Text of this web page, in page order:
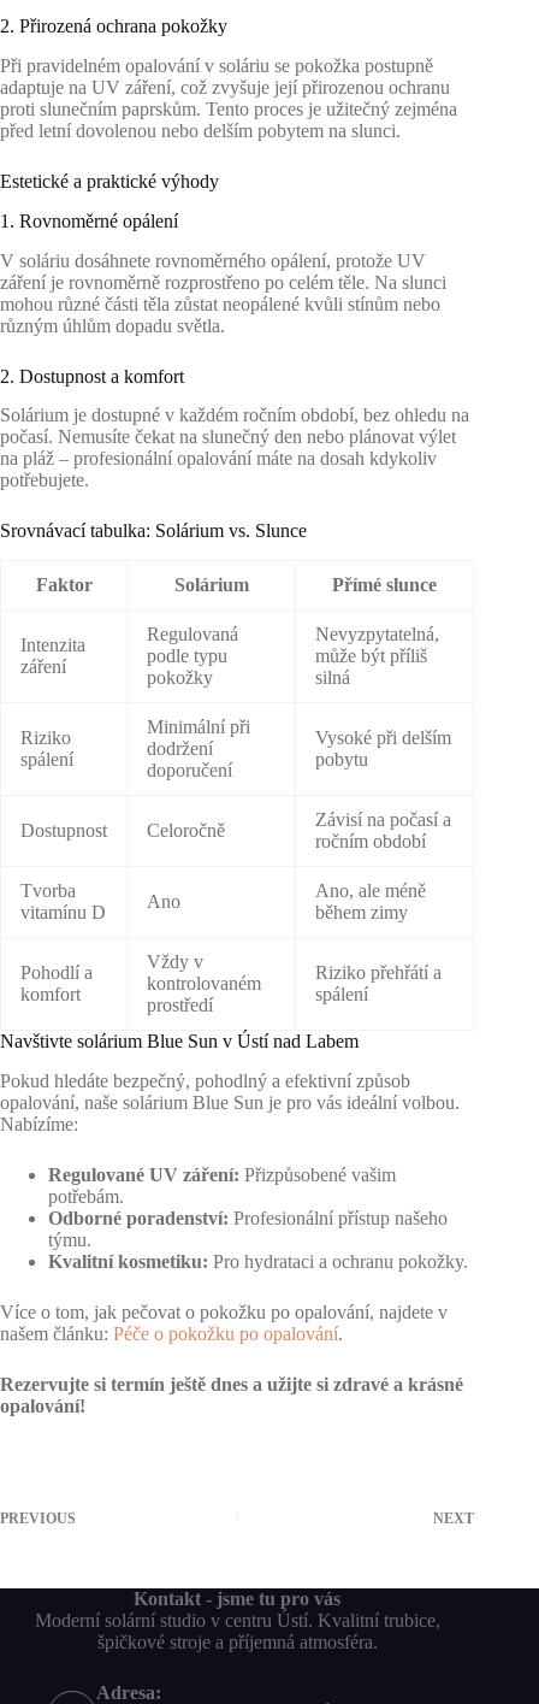
2. Přirozená ochrana pokožky
Při pravidelném opalování v soláriu se pokožka postupně
adaptuje na UV záření, což zvyšuje její přirozenou ochranu
proti slunečním paprskům. Tento proces je užitečný zejména
před letní dovolenou nebo delším pobytem na slunci.
Estetické a praktické výhody
1. Rovnoměrné opálení
V soláriu dosáhnete rovnoměrného opálení, protože UV
záření je rovnoměrně rozprostřeno po celém těle. Na slunci
mohou různé části těla zůstat neopálené kvůli stínům nebo
různým úhlům dopadu světla.
2. Dostupnost a komfort
Solárium je dostupné v každém ročním období, bez ohledu na
počasí. Nemusíte čekat na slunečný den nebo plánovat výlet
na pláž – profesionální opalování máte na dosah kdykoliv
potřebujete.
Srovnávací tabulka: Solárium vs. Slunce
Faktor Solárium Přímé slunce
Intenzita
záření
Regulovaná
podle typu
pokožky
Nevyzpytatelná,
může být příliš
silná
Riziko
spálení
Minimální při
dodržení
doporučení
Vysoké při delším
pobytu
Dostupnost Celoročně
Závisí na počasí a
ročním období
Tvorba
vitamínu D
Ano
Ano, ale méně
během zimy
Pohodlí a
komfort
Vždy v
kontrolovaném
prostředí
Riziko přehřátí a
spálení
Navštivte solárium Blue Sun v Ústí nad Labem
Pokud hledáte bezpečný, pohodlný a efektivní způsob
opalování, naše solárium Blue Sun je pro vás ideální volbou.
Nabízíme:
Regulované UV záření: Přizpůsobené vašim
potřebám.
Odborné poradenství: Profesionální přístup našeho
týmu.
Kvalitní kosmetiku: Pro hydrataci a ochranu pokožky.
Více o tom, jak pečovat o pokožku po opalování, najdete v
našem článku: Péče o pokožku po opalování.
Rezervujte si termín ještě dnes a užijte si zdravé a krásné
opalování!
PREVIOUS NEXT
Kontakt - jsme tu pro vás
Moderní solární studio v centru Ústí. Kvalitní trubice,
špičkové stroje a příjemná atmosféra.
Adresa: